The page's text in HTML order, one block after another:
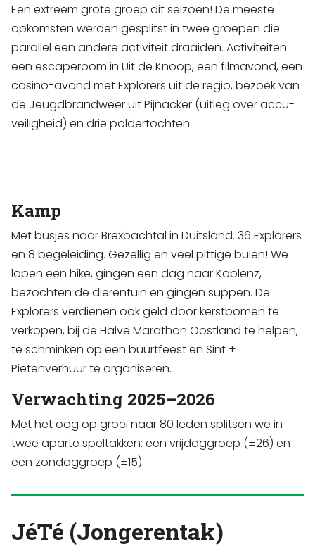
Een extreem grote groep dit seizoen! De meeste
opkomsten werden gesplitst in twee groepen die
parallel een andere activiteit draaiden. Activiteiten:
een escaperoom in Uit de Knoop, een filmavond, een
casino-avond met Explorers uit de regio, bezoek van
de Jeugdbrandweer uit Pijnacker (uitleg over accu-
veiligheid) en drie poldertochten.
Kamp
Met busjes naar Brexbachtal in Duitsland. 36 Explorers
en 8 begeleiding. Gezellig en veel pittige buien! We
lopen een hike, gingen een dag naar Koblenz,
bezochten de dierentuin en gingen suppen. De
Explorers verdienen ook geld door kerstbomen te
verkopen, bij de Halve Marathon Oostland te helpen,
te schminken op een buurtfeest en Sint +
Pietenverhuur te organiseren.
Verwachting 2025–2026
Met het oog op groei naar 80 leden splitsen we in
twee aparte speltakken: een vrijdaggroep (±26) en
een zondaggroep (±15).
JéTé (Jongerentak)